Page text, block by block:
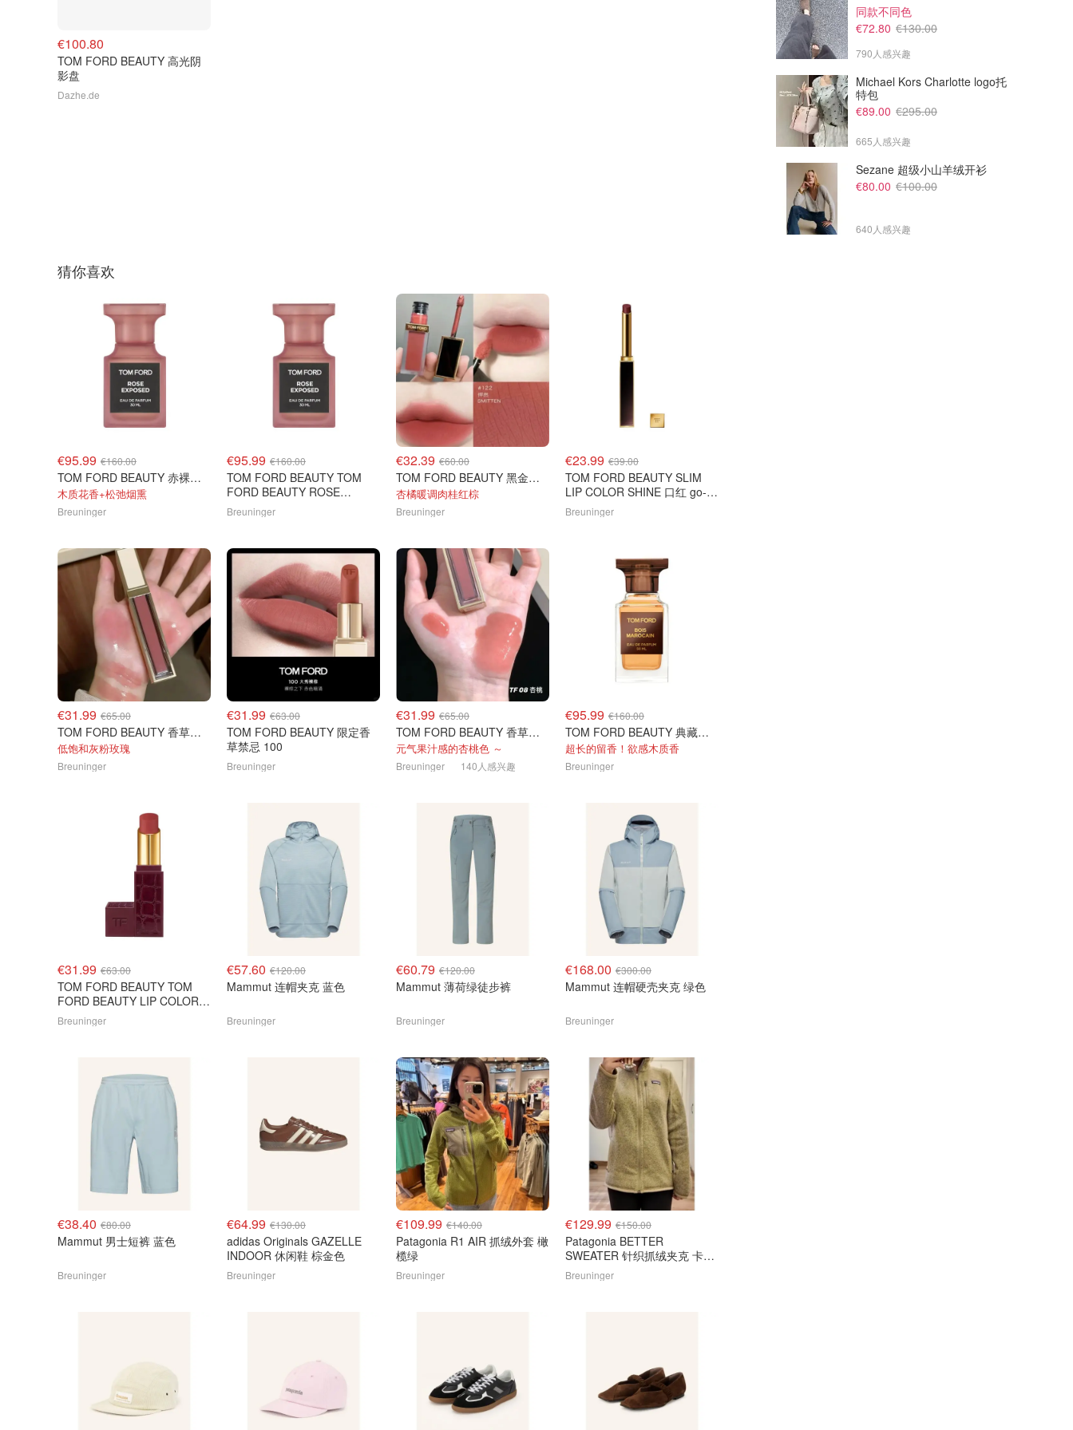
€100.80
TOM FORD BEAUTY 高光阴
影盘
Dazhe.de
猜你喜欢
€95.99 €160.00
TOM FORD BEAUTY 赤裸玫瑰 香水30ml
木质花香+松弛烟熏
Breuninger
€95.99 €160.00
TOM FORD BEAUTY TOM
FORD BEAUTY ROSE
EXPOSED 香水
Breuninger
€32.39 €60.00
TOM FORD BEAUTY 黑金丝绒哑光唇釉#Smitten
杏橘暖调肉桂红棕
Breuninger
€23.99 €39.00
TOM FORD BEAUTY SLIM
LIP COLOR SHINE 口红 go-
see色
Breuninger
€31.99 €65.00
TOM FORD BEAUTY 香草限定 镜面唇蜜 01
低饱和灰粉玫瑰
Breuninger
€31.99 €63.00
TOM FORD BEAUTY 限定香
草禁忌 100
Breuninger
€31.99 €65.00
TOM FORD BEAUTY 香草限定 镜面唇蜜 #08INHIBITION
元气果汁感的杏桃色 ～
Breuninger 140人感兴趣
€95.99 €160.00
TOM FORD BEAUTY 典藏金标 摩洛哥木 香水50ml
超长的留香！欲感木质香
Breuninger
€31.99 €63.00
TOM FORD BEAUTY TOM
FORD BEAUTY LIP COLOR
SATIN MATTE 裸玫瑰口红
Breuninger
€57.60 €120.00
Mammut 连帽夹克 蓝色
Breuninger
€60.79 €120.00
Mammut 薄荷绿徒步裤
Breuninger
€168.00 €300.00
Mammut 连帽硬壳夹克 绿色
Breuninger
€38.40 €80.00
Mammut 男士短裤 蓝色
Breuninger
€64.99 €130.00
adidas Originals GAZELLE
INDOOR 休闲鞋 棕金色
Breuninger
€109.99 €140.00
Patagonia R1 AIR 抓绒外套 橄
榄绿
Breuninger
€129.99 €150.00
Patagonia BETTER
SWEATER 针织抓绒夹克 卡其
色
Breuninger
同款不同色
€72.80 €130.00
790人感兴趣
Michael Kors Charlotte logo托
特包
€89.00 €295.00
665人感兴趣
Sezane 超级小山羊绒开衫
€80.00 €100.00
640人感兴趣